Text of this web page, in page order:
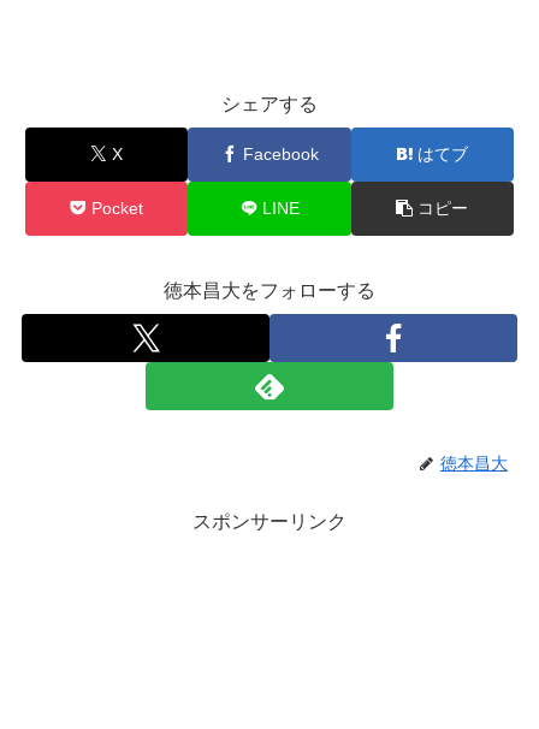
シェアする
X Facebook はてブ
Pocket LINE コピー
徳本昌大をフォローする
徳本昌大
スポンサーリンク